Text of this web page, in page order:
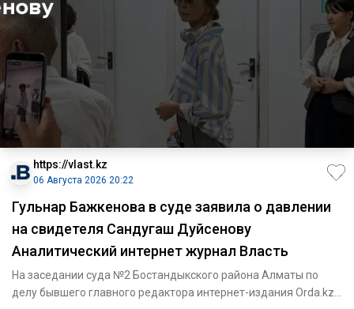
https://vlast.kz
06 Августа 2026 20:22
Гульнар Бажкенова в суде заявила о давлении
на свидетеля Сандугаш Дуйсенову
Аналитический интернет журнал Власть
На заседании суда №2 Бостандыкского района Алматы по
делу бывшего главного редактора интернет-издания Orda.kz